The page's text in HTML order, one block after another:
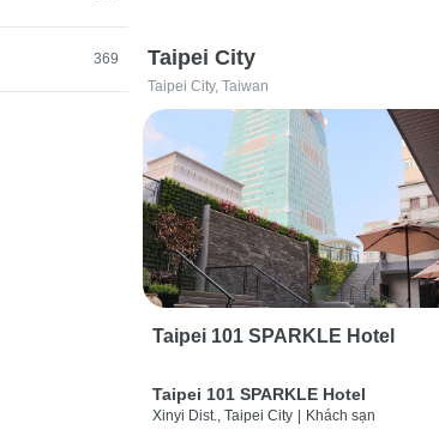
369 Taipei City
Taipei City, Taiwan
Taipei 101 SPARKLE Hotel
Taipei 101 SPARKLE Hotel
Xinyi Dist., Taipei City Khách sạn